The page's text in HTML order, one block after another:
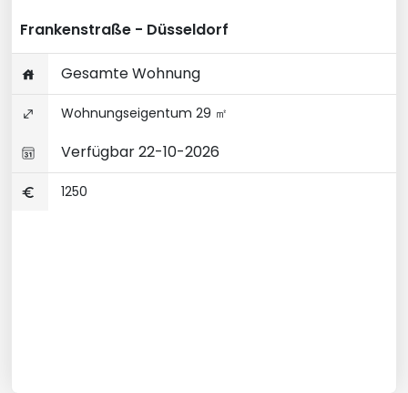
Frankenstraße - Düsseldorf
Gesamte Wohnung
Wohnungseigentum 29 ㎡
Verfügbar 22-10-2026
1250